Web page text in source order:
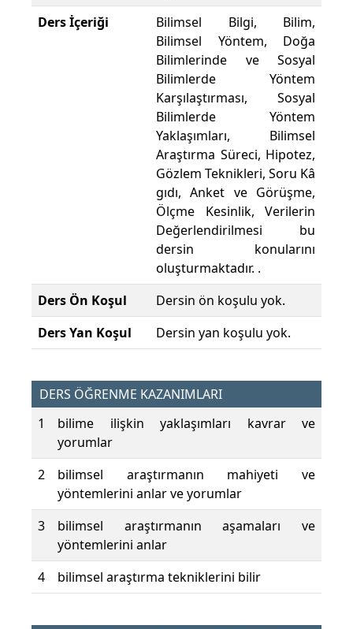
Ders İçeriği
Bilimsel Bilgi, Bilim,
Bilimsel Yöntem, Doğa
Bilimlerinde ve Sosyal
Bilimlerde Yöntem
Karşılaştırması, Sosyal
Bilimlerde Yöntem
Yaklaşımları, Bilimsel
Araştırma Süreci, Hipotez,
Gözlem Teknikleri, Soru Kâ
gıdı, Anket ve Görüşme,
Ölçme Kesinlik, Verilerin
Değerlendirilmesi bu
dersin konularını
oluşturmaktadır. .
Ders Ön Koşul
Dersin ön koşulu yok.
Ders Yan Koşul
Dersin yan koşulu yok.
DERS ÖĞRENME KAZANIMLARI
1
bilime ilişkin yaklaşımları kavrar ve
yorumlar
2
bilimsel araştırmanın mahiyeti ve
yöntemlerini anlar ve yorumlar
3
bilimsel araştırmanın aşamaları ve
yöntemlerini anlar
4
bilimsel araştırma tekniklerini bilir